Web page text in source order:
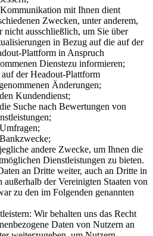
mit Ihnen dient
Zwecken, unter anderem,
nicht ausschließlich, um Sie über
in Bezug auf die auf der
Plattform in Anspruch
Dienstezu informieren;
auf der Headout-Plattform
Änderungen;
Kundendienst;
Suche nach Bewertungen von
andere Zwecke, um Ihnen die
Dienstleistungen zu bieten.
an Dritte weiter, auch an Dritte in
außerhalb der Vereinigten Staaten von
zu den im Folgenden genannten
Wir behalten uns das Recht
Daten von Nutzern an